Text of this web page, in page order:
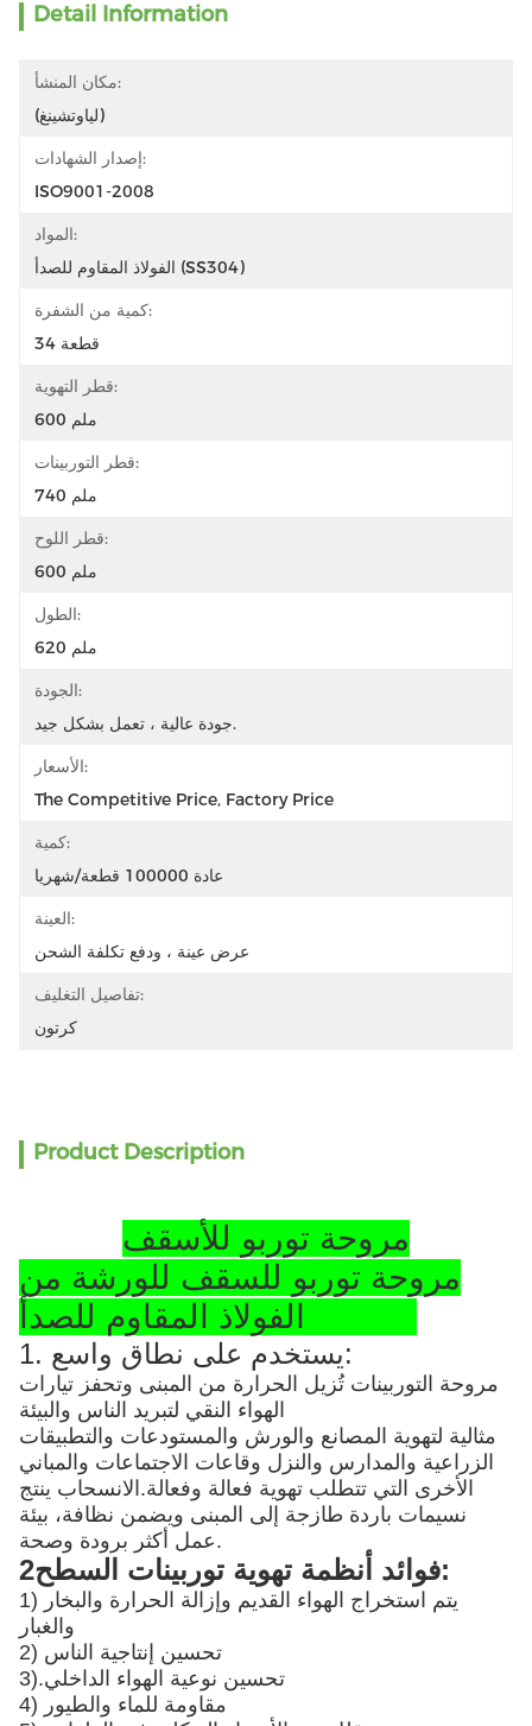
Detail Information
مكان المنشأ:
(لياوتشينغ)
إصدار الشهادات:
ISO9001-2008
المواد:
الفولاذ المقاوم للصدأ (SS304)
كمية من الشفرة:
34 قطعة
قطر التهوية:
600 ملم
قطر التوربينات:
740 ملم
قطر اللوح:
600 ملم
الطول:
620 ملم
الجودة:
جودة عالية ، تعمل بشكل جيد.
الأسعار:
The Competitive Price, Factory Price
كمية:
عادة 100000 قطعة/شهريا
العينة:
عرض عينة ، ودفع تكلفة الشحن
تفاصيل التغليف:
كرتون
Product Description
مروحة توربو للأسقف
مروحة توربو للسقف للورشة من
1. يستخدم على نطاق واسع:
مروحة التوربينات تُزيل الحرارة من المبنى وتحفز تيارات
الهواء النقي لتبريد الناس والبيئة
مثالية لتهوية المصانع والورش والمستودعات والتطبيقات
الزراعية والمدارس والنزل وقاعات الاجتماعات والمباني
الأخرى التي تتطلب تهوية فعالة وفعالة.الانسحاب ينتج
نسيمات باردة طازجة إلى المبنى ويضمن نظافة، بيئة
عمل أكثر برودة وصحة.
2فوائد أنظمة تهوية توربينات السطح:
1) يتم استخراج الهواء القديم وإزالة الحرارة والبخار
والغبار
2) تحسين إنتاجية الناس
3).تحسين نوعية الهواء الداخلي
4) مقاومة للماء والطيور